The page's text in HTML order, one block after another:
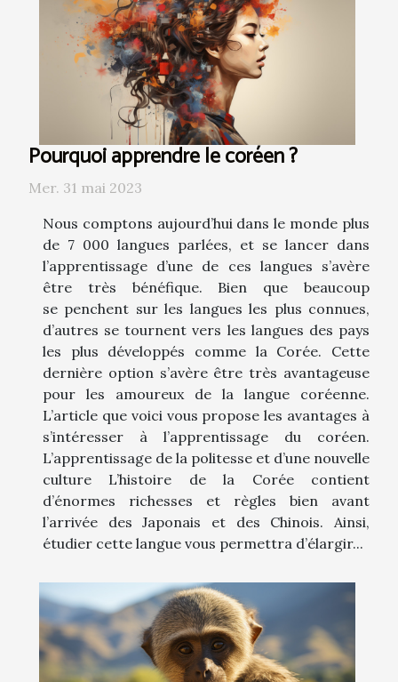
Pourquoi apprendre le coréen ?
Mer. 31 mai 2023
Nous comptons aujourd’hui dans le monde plus
de 7 000 langues parlées, et se lancer dans
l’apprentissage d’une de ces langues s’avère
être très bénéfique. Bien que beaucoup
se penchent sur les langues les plus connues,
d’autres se tournent vers les langues des pays
les plus développés comme la Corée. Cette
dernière option s’avère être très avantageuse
pour les amoureux de la langue coréenne.
L’article que voici vous propose les avantages à
s’intéresser à l’apprentissage du coréen.
L’apprentissage de la politesse et d’une nouvelle
culture L’histoire de la Corée contient
d’énormes richesses et règles bien avant
l’arrivée des Japonais et des Chinois. Ainsi,
étudier cette langue vous permettra d’élargir...